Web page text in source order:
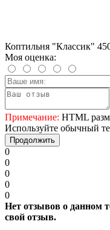
Коптильня "Классик"
Моя оценка:
Примечание: HTML
Используйте обычный
Продолжить
0
0
0
0
0
Нет отзывов о данном
свой отзыв.